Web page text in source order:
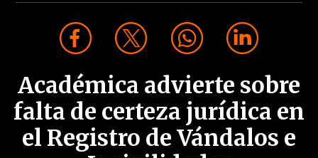
Académica advierte sobre
falta de certeza jurídica en
el Registro de Vándalos e